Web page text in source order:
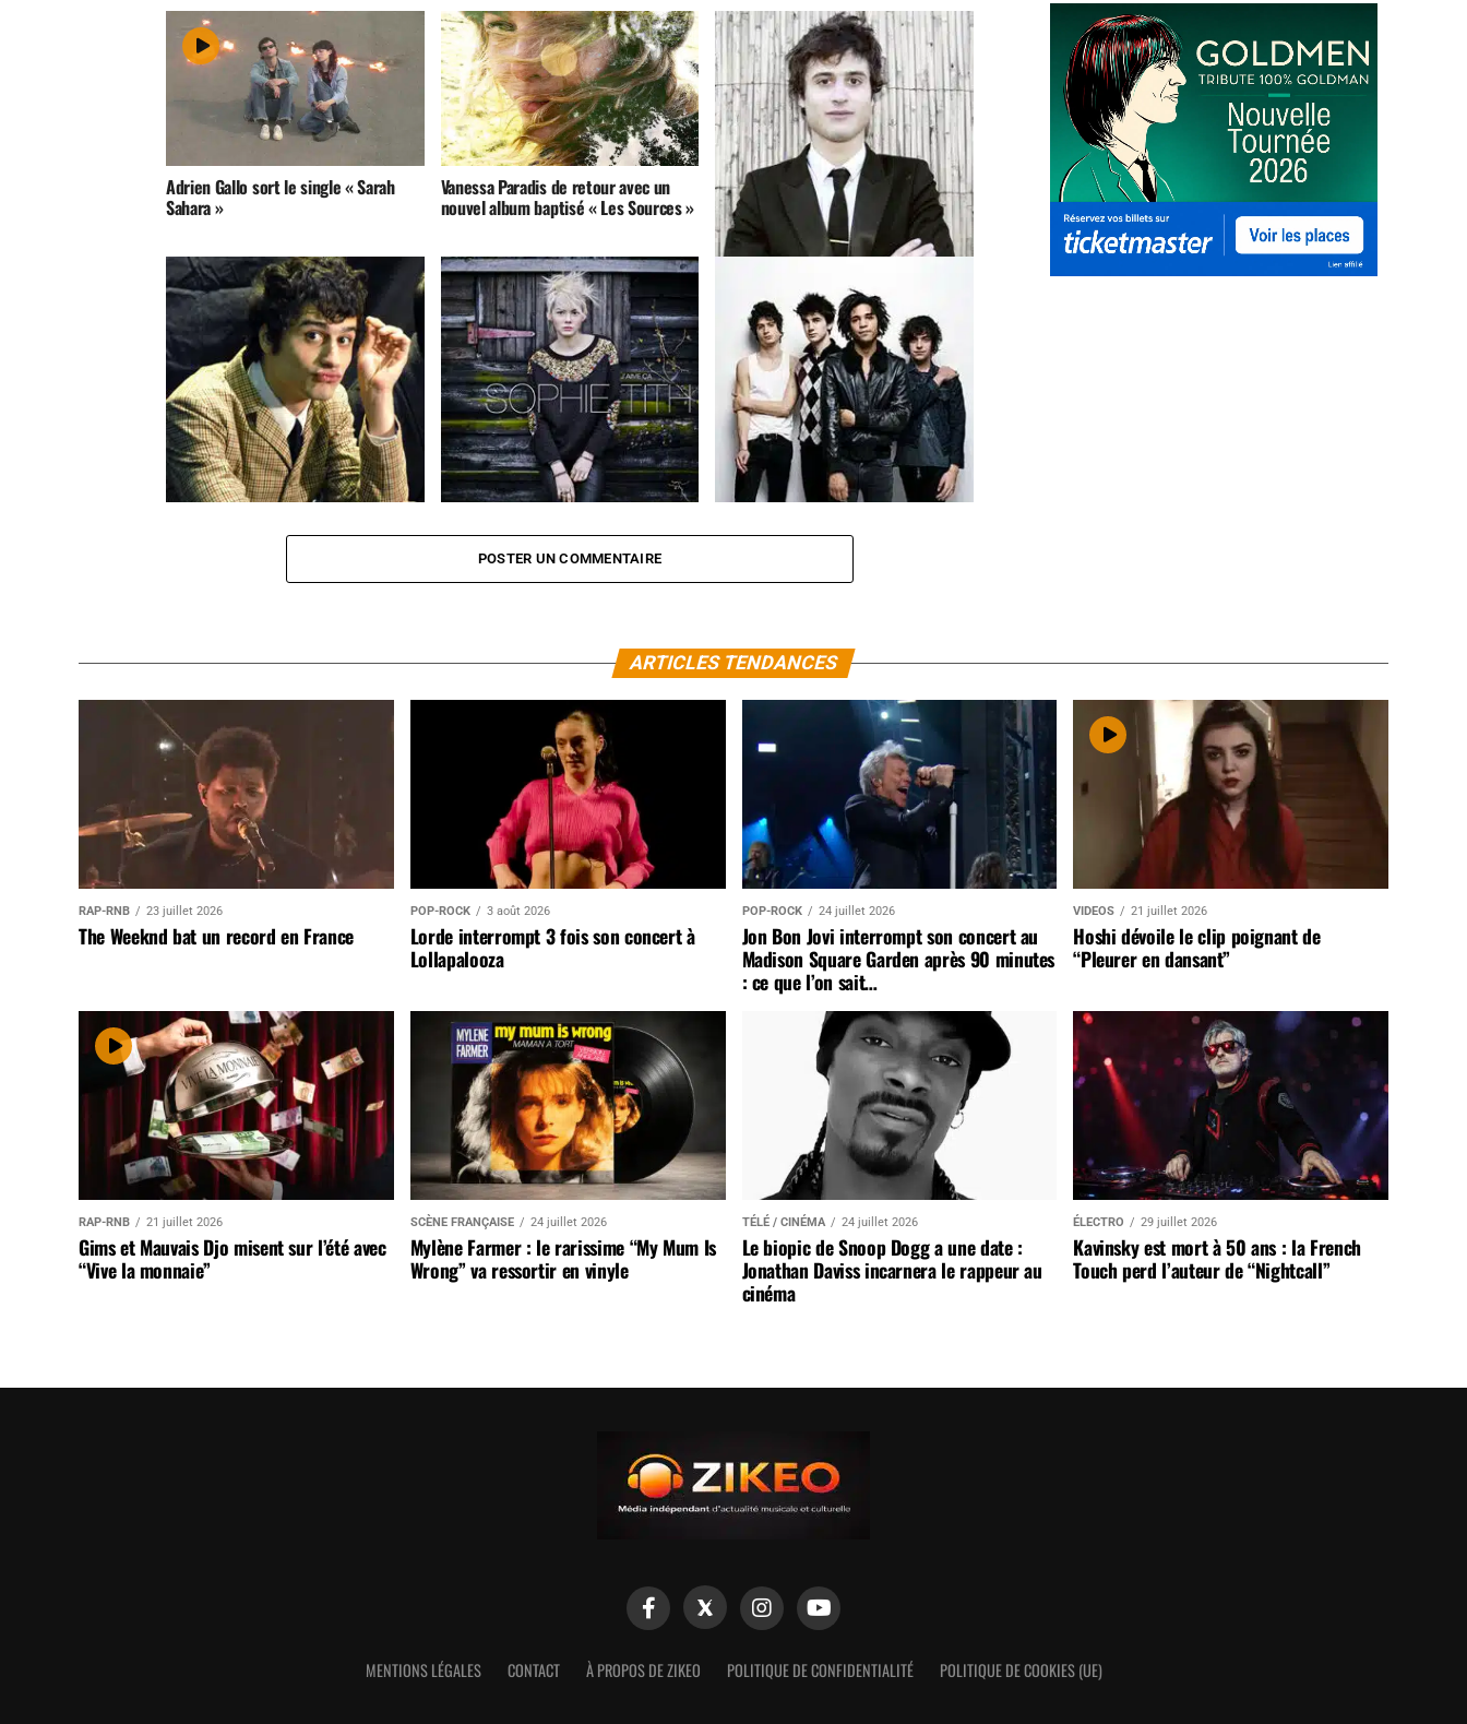
Adrien Gallo sort le single « Sarah
Sahara »
Vanessa Paradis de retour avec un
nouvel album baptisé « Les Sources »
POSTER UN COMMENTAIRE
ARTICLES TENDANCES
RAP-RNB 23 juillet 2026
The Weeknd bat un record en France
POP-ROCK 3 août 2026
Lorde interrompt 3 fois son concert à
Lollapalooza
POP-ROCK 24 juillet 2026
Jon Bon Jovi interrompt son concert au
Madison Square Garden après 90 minutes
: ce que l’on sait…
VIDEOS 21 juillet 2026
Hoshi dévoile le clip poignant de
“Pleurer en dansant”
RAP-RNB 21 juillet 2026
Gims et Mauvais Djo misent sur l’été avec
“Vive la monnaie”
SCÈNE FRANÇAISE 24 juillet 2026
Mylène Farmer : le rarissime “My Mum Is
Wrong” va ressortir en vinyle
TÉLÉ / CINÉMA 24 juillet 2026
Le biopic de Snoop Dogg a une date :
Jonathan Daviss incarnera le rappeur au
cinéma
ÉLECTRO 29 juillet 2026
Kavinsky est mort à 50 ans : la French
Touch perd l’auteur de “Nightcall”
MENTIONS LÉGALES CONTACT À PROPOS DE ZIKEO POLITIQUE DE CONFIDENTIALITÉ POLITIQUE DE COOKIES (UE)